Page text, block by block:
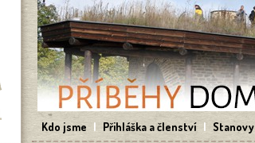
Kdo jsme | Přihláška a členství | Stanovy